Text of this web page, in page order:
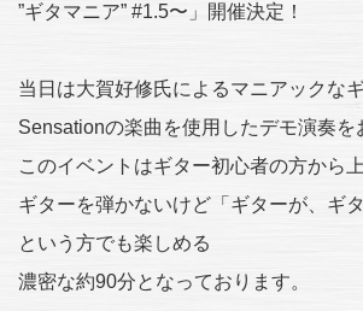
”ギタマニア” #1.5〜」開催決定！
当日は大賀好修氏によるマニアックな
Sensationの楽曲を使用したデモ演奏を
このイベントはギター初心者の方から
ギターを弾かないけど「ギターが、ギ
という方でも楽しめる
濃密な約90分となっております。